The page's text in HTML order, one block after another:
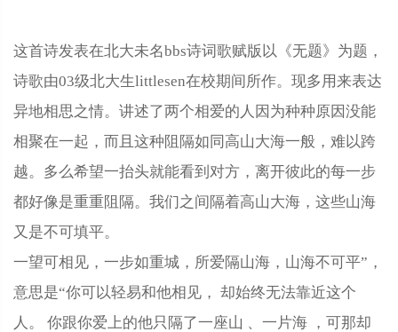
这首诗发表在北大未名bbs诗词歌赋版以《无题》为题，
诗歌由03级北大生littlesen在校期间所作。现多用来表达
异地相思之情。讲述了两个相爱的人因为种种原因没能
相聚在一起，而且这种阻隔如同高山大海一般，难以跨
越。多么希望一抬头就能看到对方，离开彼此的每一步
都好像是重重阻隔。我们之间隔着高山大海，这些山海
又是不可填平。
一望可相见，一步如重城，所爱隔山海，山海不可平”，
意思是“你可以轻易和他相见， 却始终无法靠近这个
人。 你跟你爱上的他只隔了一座山 、一片海 ，可那却